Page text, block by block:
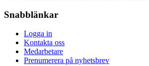
Snabblänkar
Logga in
Kontakta oss
Medarbetare
Prenumerera på nyhetsbrev